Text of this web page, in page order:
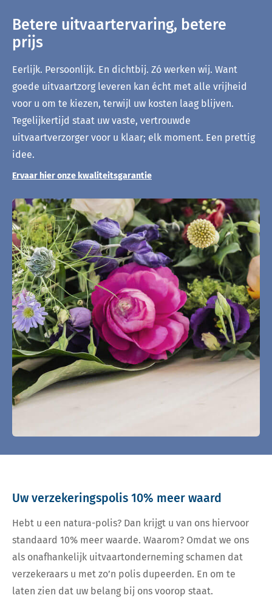
Betere uitvaartervaring, betere
prijs
Eerlijk. Persoonlijk. En dichtbij. Zó werken wij. Want
goede uitvaartzorg leveren kan écht met alle vrijheid
voor u om te kiezen, terwijl uw kosten laag blijven.
Tegelijkertijd staat uw vaste, vertrouwde
uitvaartverzorger voor u klaar; elk moment. Een prettig
idee.
Ervaar hier onze kwaliteitsgarantie
Uw verzekeringspolis 10% meer waard
Hebt u een natura-polis? Dan krijgt u van ons hiervoor
standaard 10% meer waarde. Waarom? Omdat we ons
als onafhankelijk uitvaartonderneming schamen dat
verzekeraars u met zo’n polis dupeerden. En om te
laten zien dat uw belang bij ons voorop staat.